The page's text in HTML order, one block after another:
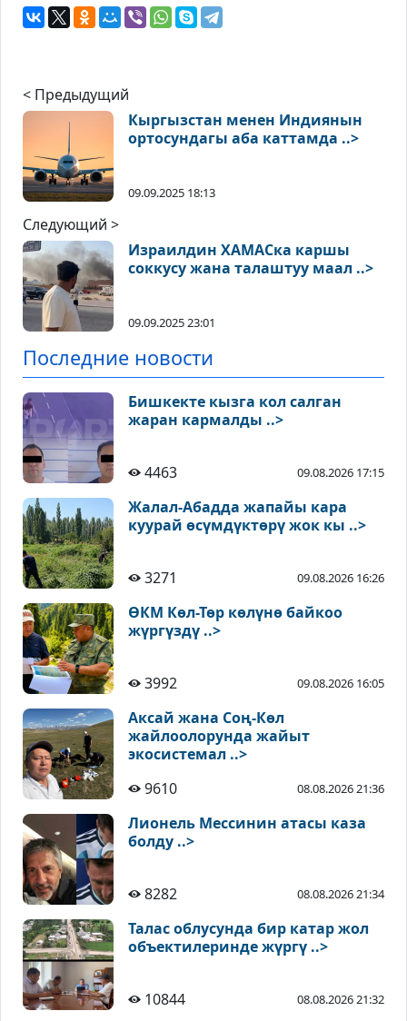
< Предыдущий
Кыргызстан менен Индиянын
ортосундагы аба каттамда ..>
09.09.2025 18:13
Следующий >
Израилдин ХАМАСка каршы
соккусу жана талаштуу маал ..>
09.09.2025 23:01
Последние новости
Бишкекте кызга кол салган
жаран кармалды ..>
4463 09.08.2026 17:15
Жалал-Абадда жапайы кара
куурай өсүмдүктөрү жок кы ..>
3271 09.08.2026 16:26
ӨКМ Көл-Төр көлүнө байкоо
жүргүздү ..>
3992 09.08.2026 16:05
Аксай жана Соң-Көл
жайлоолорунда жайыт
экосистемал ..>
9610
08.08.2026 21:36
Лионель Мессинин атасы каза
болду ..>
8282 08.08.2026 21:34
Талас облусунда бир катар жол
объектилеринде жүргү ..>
10844 08.08.2026 21:32